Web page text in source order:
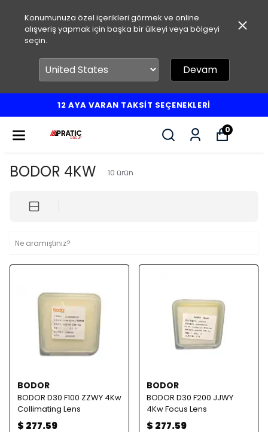
Konumunuza özel içerikleri görmek ve online
alışveriş yapmak için başka bir ülkeyi veya bölgeyi
seçin.
Devam
12 AYA VARAN TAKSİT SEÇENEKLERİ
0
BODOR 4KW 10 ürün
BODOR
BODOR D30 F100 ZZWY 4Kw
Collimating Lens
$ 277.59
BODOR
BODOR D30 F200 JJWY
4Kw Focus Lens
$ 277.59